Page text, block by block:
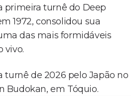
primeira turnê do Deep
1972, consolidou sua
das mais formidáveis
vivo.
turnê de 2026 pelo Japão no
Budokan, em Tóquio.